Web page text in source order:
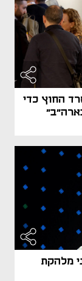
החוץ כדי
מלהקת